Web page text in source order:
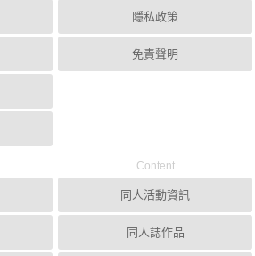
隱私政策
免責聲明
Content
同人活動資訊
同人誌作品